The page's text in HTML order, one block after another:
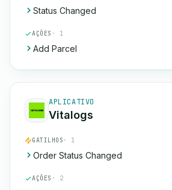
Status Changed
AÇÕES · 1
Add Parcel
APLICATIVO
Vitalogs
GATILHOS · 1
Order Status Changed
AÇÕES · 2